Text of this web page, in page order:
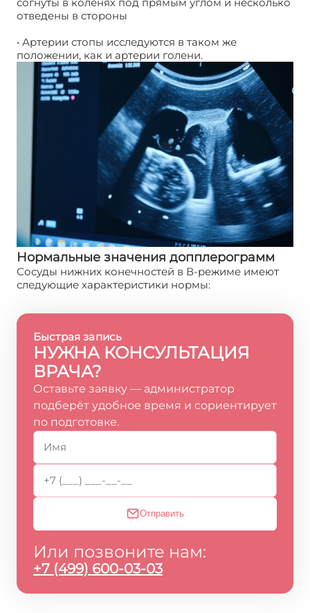
отведены в стороны
• Артерии стопы исследуются в таком же
положении, как и артерии голени.
Нормальные значения допплерограмм
Сосуды нижних конечностей в В-режиме имеют
следующие характеристики нормы:
Быстрая запись
НУЖНА КОНСУЛЬТАЦИЯ
ВРАЧА?
Оставьте заявку — администратор
подберёт удобное время и сориентирует
по подготовке.
Отправить
Или позвоните нам:
+7 (499) 600-03-03